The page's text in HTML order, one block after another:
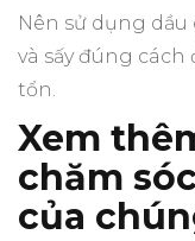
Nên sử dụng
và sấy đúng
tổn.
Xem
chăm
của